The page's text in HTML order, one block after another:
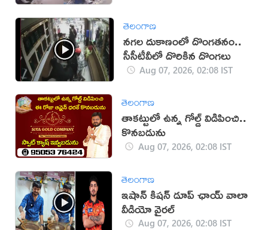
తెలంగాణ
నగల దుకాణంలో దొంగతనం..
సీసీటీవీలో దొరికిన దొంగలు
Aug 07, 2026, 02:08 IST
తెలంగాణ
తాకట్టులో ఉన్న గోల్డ్ విడిపించి..
కొనబడును
Aug 07, 2026, 02:08 IST
తెలంగాణ
ఇషాన్ కిషన్ డూప్ ఛాయ్ వాలా
వీడియో వైరల్
Aug 07, 2026, 02:08 IST